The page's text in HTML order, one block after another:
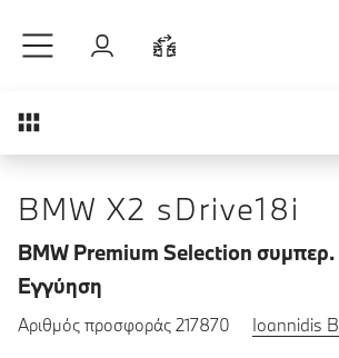
Σύνδεση
Επισκόπηση
BMW X2 sDrive18i
BMW Premium Selection
Εγγύηση
Αριθμός προσφοράς 217870 Ioannidis